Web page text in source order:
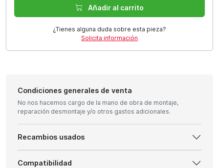
Añadir al carrito
¿Tienes alguna duda sobre esta pieza?
Solicita información
Condiciones generales de venta
No nos hacemos cargo de la mano de obra de montaje,
reparación desmontaje y/o otros gastos adicionales.
Recambios usados
Compatibilidad